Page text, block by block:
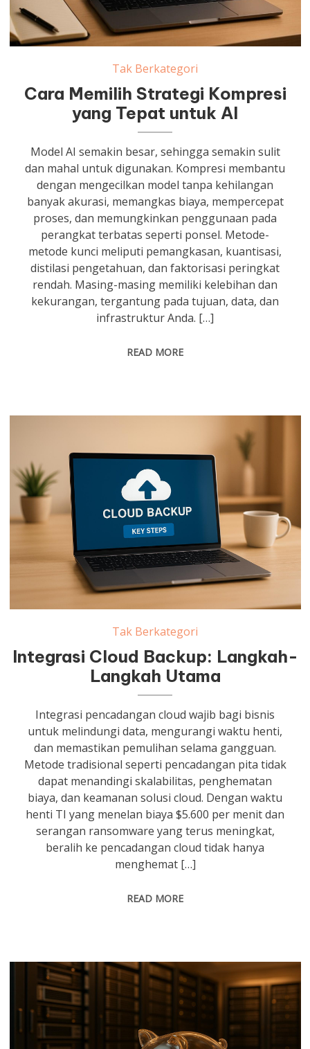
Tak Berkategori
Cara Memilih Strategi Kompresi
yang Tepat untuk AI
Model AI semakin besar, sehingga semakin sulit
dan mahal untuk digunakan. Kompresi membantu
dengan mengecilkan model tanpa kehilangan
banyak akurasi, memangkas biaya, mempercepat
proses, dan memungkinkan penggunaan pada
perangkat terbatas seperti ponsel. Metode-
metode kunci meliputi pemangkasan, kuantisasi,
distilasi pengetahuan, dan faktorisasi peringkat
rendah. Masing-masing memiliki kelebihan dan
kekurangan, tergantung pada tujuan, data, dan
infrastruktur Anda. […]
READ MORE
Tak Berkategori
Integrasi Cloud Backup: Langkah-
Langkah Utama
Integrasi pencadangan cloud wajib bagi bisnis
untuk melindungi data, mengurangi waktu henti,
dan memastikan pemulihan selama gangguan.
Metode tradisional seperti pencadangan pita tidak
dapat menandingi skalabilitas, penghematan
biaya, dan keamanan solusi cloud. Dengan waktu
henti TI yang menelan biaya $5.600 per menit dan
serangan ransomware yang terus meningkat,
beralih ke pencadangan cloud tidak hanya
menghemat […]
READ MORE